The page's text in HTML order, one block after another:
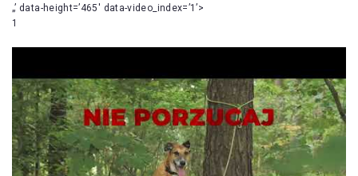
„’ data-height=’465′ data-video_index=’1’>
1